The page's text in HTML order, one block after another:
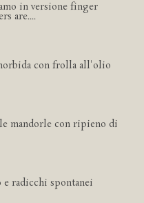
in versione finger
are....
con frolla all'olio
mandorle con ripieno di
radicchi spontanei